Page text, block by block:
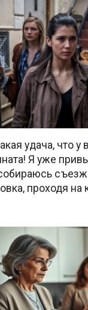
удача, что у
Я уже
проходя на